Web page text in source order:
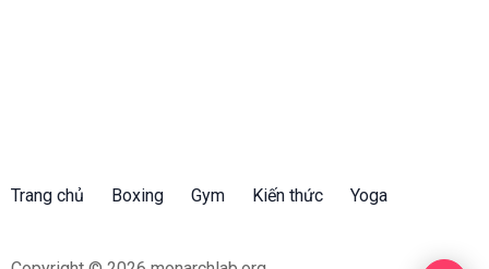
Trang chủ Boxing Gym Kiến thức Yoga